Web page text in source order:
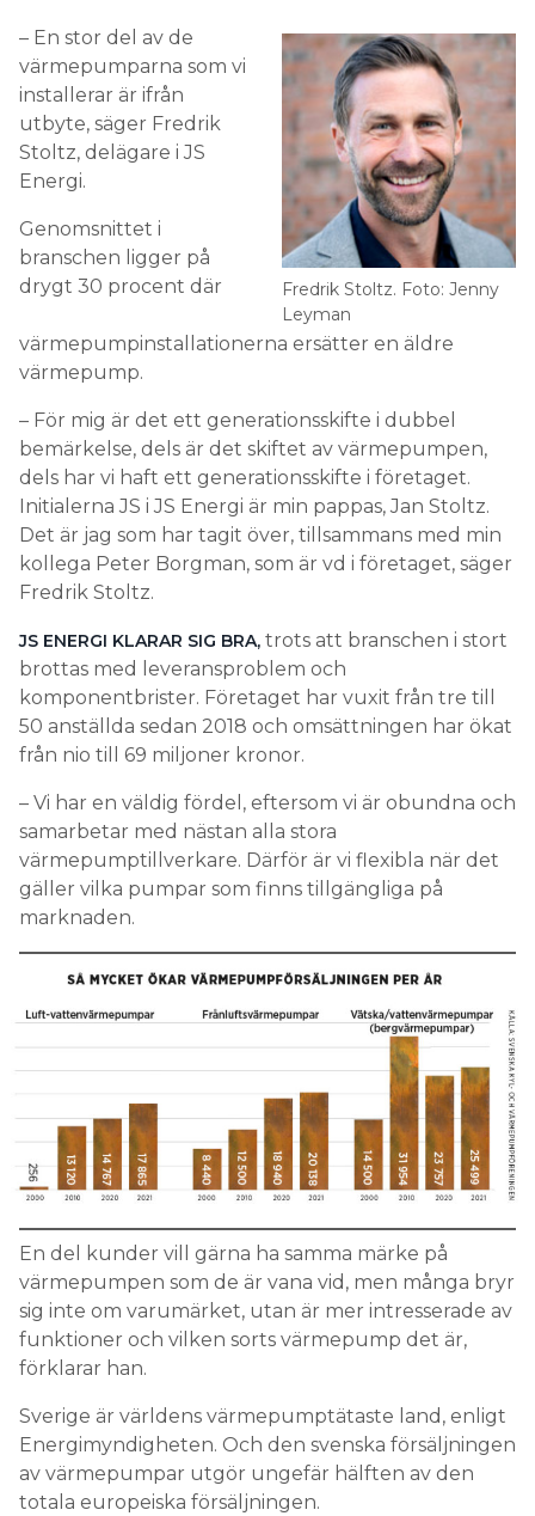
Fredrik Stoltz. Foto: Jenny
Leyman
– En stor del av de
värmepumparna som vi
installerar är ifrån
utbyte, säger Fredrik
Stoltz, delägare i JS
Energi.
Genomsnittet i
branschen ligger på
drygt 30 procent där
värmepumpinstallationerna ersätter en äldre
värmepump.
– För mig är det ett generationsskifte i dubbel
bemärkelse, dels är det skiftet av värmepumpen,
dels har vi haft ett generationsskifte i företaget.
Initialerna JS i JS Energi är min pappas, Jan Stoltz.
Det är jag som har tagit över, tillsammans med min
kollega Peter Borgman, som är vd i företaget, säger
Fredrik Stoltz.
JS ENERGI KLARAR SIG BRA, trots att branschen i stort
brottas med leveransproblem och
komponentbrister. Företaget har vuxit från tre till
50 anställda sedan 2018 och omsättningen har ökat
från nio till 69 miljoner kronor.
– Vi har en väldig fördel, eftersom vi är obundna och
samarbetar med nästan alla stora
värmepumptillverkare. Därför är vi flexibla när det
gäller vilka pumpar som finns tillgängliga på
marknaden.
En del kunder vill gärna ha samma märke på
värmepumpen som de är vana vid, men många bryr
sig inte om varumärket, utan är mer intresserade av
funktioner och vilken sorts värmepump det är,
förklarar han.
Sverige är världens värmepumptätaste land, enligt
Energimyndigheten. Och den svenska försäljningen
av värmepumpar utgör ungefär hälften av den
totala europeiska försäljningen.